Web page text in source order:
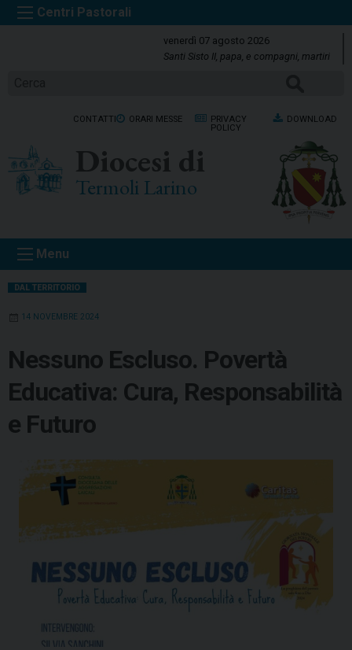
k
t
venerdì 07 agosto 2026
Santi Sisto II, papa, e compagni, martiri
CONTATTI ORARI MESSE
PRIVACY
POLICY
DOWNLOAD
Diocesi di
Termoli Larino
Menu
DAL TERRITORIO
14 NOVEMBRE 2024
Nessuno Escluso. Povertà
Educativa: Cura, Responsabilità
e Futuro